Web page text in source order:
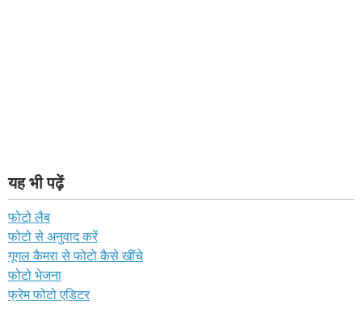
यह भी पढ़ें
फोटो लैब
फोटो से अनुवाद करें
गूगल कैमरा से फोटो कैसे खींचे
फोटो भेजना
फ्रेम फोटो एडिटर